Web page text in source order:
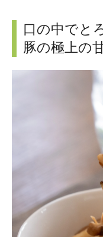
口の中でと
豚の極上の